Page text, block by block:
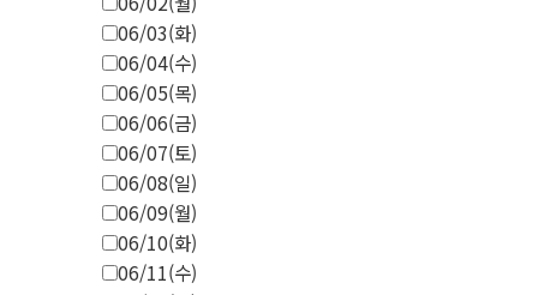
06/03(화)
06/04(수)
06/05(목)
06/06(금)
06/07(토)
06/08(일)
06/09(월)
06/10(화)
06/11(수)